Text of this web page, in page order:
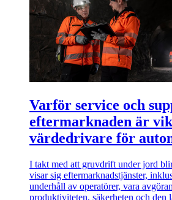
Varför service och
eftermarknaden är
värdedrivare för
I takt med att gruvdrift under jord
visar sig eftermarknadstjänster,
underhåll av operatörer, vara
produktiviteten, säkerheten och den